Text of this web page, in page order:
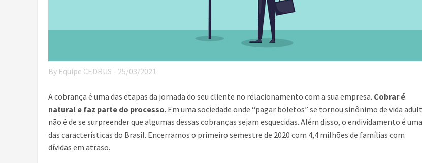
By Equipe CEDRUS - 25/03/2021
A cobrança é uma das etapas da jornada do seu cliente no relacionamento com a sua empresa. Cobrar é
natural e faz parte do processo. Em uma sociedade onde “pagar boletos” se tornou sinônimo de vida
não é de se surpreender que algumas dessas cobranças sejam esquecidas. Além disso, o endividamento é uma
das características do Brasil. Encerramos o primeiro semestre de 2020 com 4,4 milhões de famílias com
dívidas em atraso.